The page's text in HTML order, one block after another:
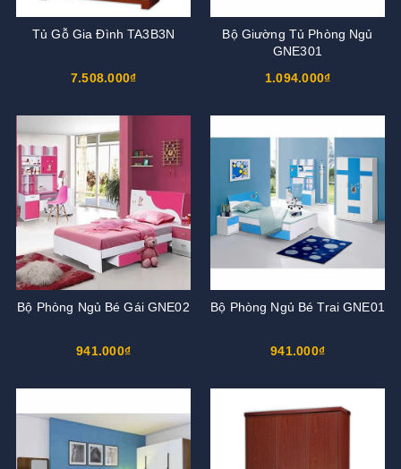
Tủ Gỗ Gia Đình TA3B3N
7.508.000₫
Bộ Giường Tủ Phòng Ngủ
GNE301
1.094.000₫
Bộ Phòng Ngủ Bé Gái GNE02
941.000₫
Bộ Phòng Ngủ Bé Trai GNE01
941.000₫